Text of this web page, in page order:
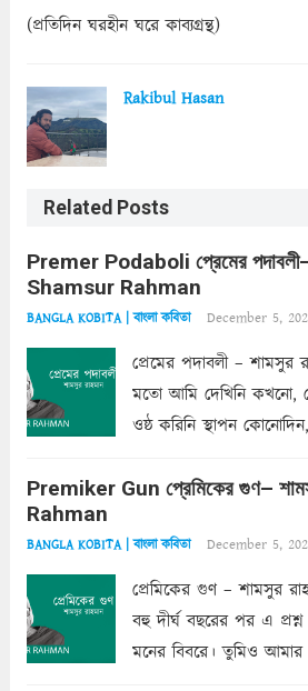
(প্রতিদিন ঘরহীন ঘরে কাব্যগ্রন্থ)
Rakibul Hasan
Related Posts
Premer Podaboli প্রেমের পদাবলী–
Shamsur Rahman
BANGLA KOBITA | বাংলা কবিতা December 5,
প্রেমের পদাবলী – শামসুর
মতো আমি দেখিনি কখনো,
ওষ্ঠ করিনি স্থাপন
কোথাও কি এরকম ছায়া দেয়
Premiker Gun প্রেমিকের গুণ–
Rahman
BANGLA KOBITA | বাংলা কবিতা December 5,
প্রেমিকের গুণ – শামসুর
বহু দীর্ঘ বছরের পর এ
মনের বিবরে। তুমিও আমার